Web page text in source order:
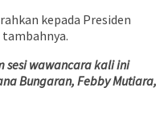
kepada Presiden
tambahnya.
sesi wawancara kali ini
Bungaran, Febby Mutiara,